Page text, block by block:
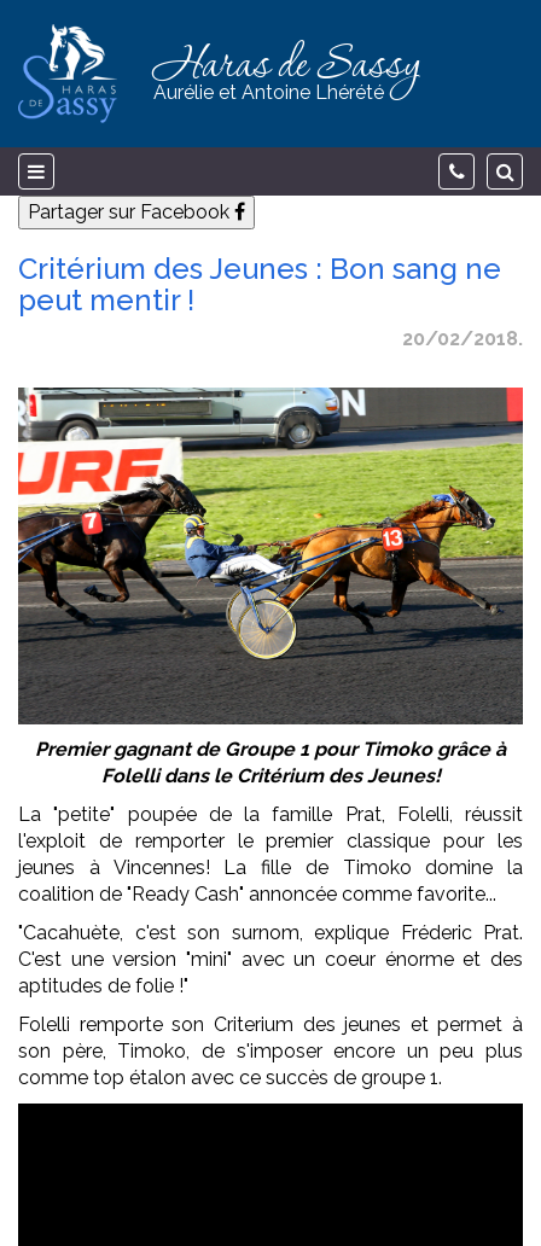
Haras de Sassy
Aurélie et Antoine Lhérété
Partager sur Facebook
Critérium des Jeunes : Bon sang ne
peut mentir !
20/02/2018.
Premier gagnant de Groupe 1 pour Timoko grâce à
Folelli dans le Critérium des Jeunes!
La "petite" poupée de la famille Prat, Folelli, réussit
l'exploit de remporter le premier classique pour les
jeunes à Vincennes! La fille de Timoko domine la
coalition de "Ready Cash" annoncée comme favorite...
"Cacahuète, c'est son surnom, explique Fréderic Prat.
C'est une version "mini" avec un coeur énorme et des
aptitudes de folie !"
Folelli remporte son Criterium des jeunes et permet à
son père, Timoko, de s'imposer encore un peu plus
comme top étalon avec ce succès de groupe 1.